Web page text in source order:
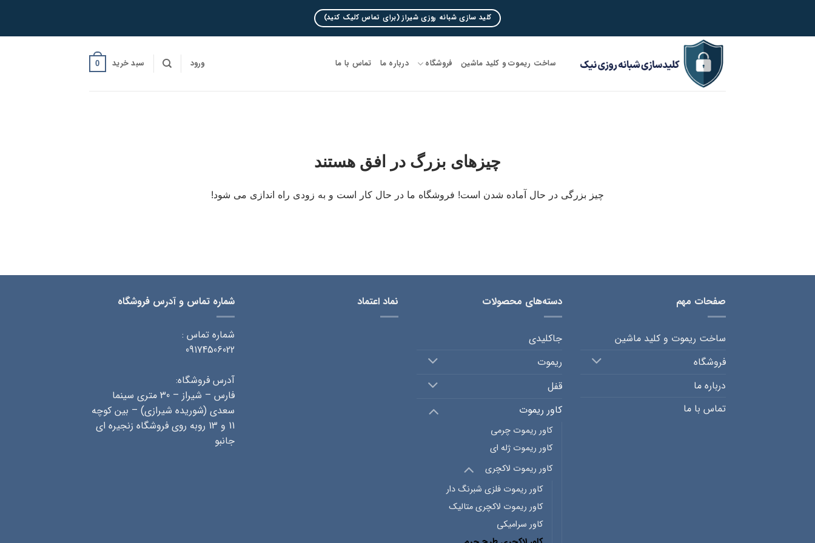
content
کلید سازی شبانه روزی شیراز (برای تماس کلیک کنید)
ساخت ریموت و کلید ماشین فروشگاه درباره ما تماس با ما ورود سبد خرید 0
چیزهای بزرگ در افق هستند
چیز بزرگی در حال آماده شدن است! فروشگاه ما در حال کار است و به زودی راه اندازی می شود!
صفحات مهم
ساخت ریموت و کلید ماشین
فروشگاه
درباره ما
تماس با ما
دسته‌های محصولات
جاکلیدی
ریموت
قفل
کاور ریموت
کاور ریموت چرمی
کاور ریموت ژله ای
کاور ریموت لاکچری
کاور ریموت فلزی شبرنگ دار
کاور ریموت لاکچری متالیک
کاور سرامیکی
نماد اعتماد شماره تماس و آدرس فروشگاه
شماره تماس :
09174506022
آدرس فروشگاه:
فارس – شیراز – 30 متری سینما
سعدی (شوریده شیرازی) – بین کوچه
11 و 13 روبه روی فروشگاه زنجیره ای
جانبو